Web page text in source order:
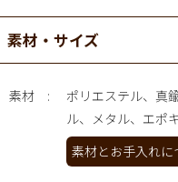
素材・サイズ
素材 ポリエステル、真鍮
ル、メタル、エポ
素材とお手入れに